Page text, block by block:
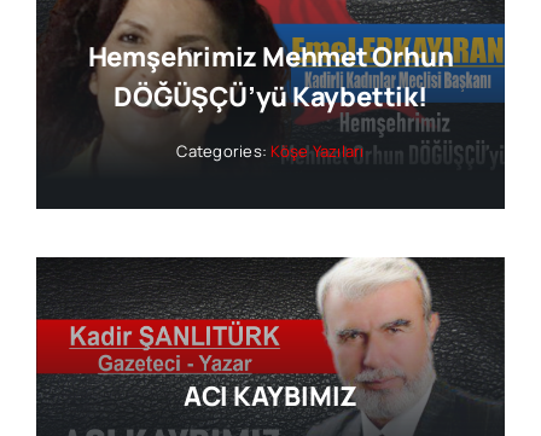
Hemşehrimiz Mehmet Orhun
DÖĞÜŞÇÜ’yü Kaybettik!
Categories: Köşe Yazıları
ACI KAYBIMIZ